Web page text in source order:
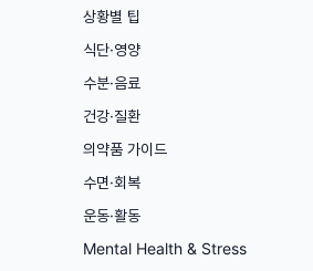
상황별 팁
식단·영양
수분·음료
건강·질환
의약품 가이드
수면·회복
운동·활동
Mental Health & Stress